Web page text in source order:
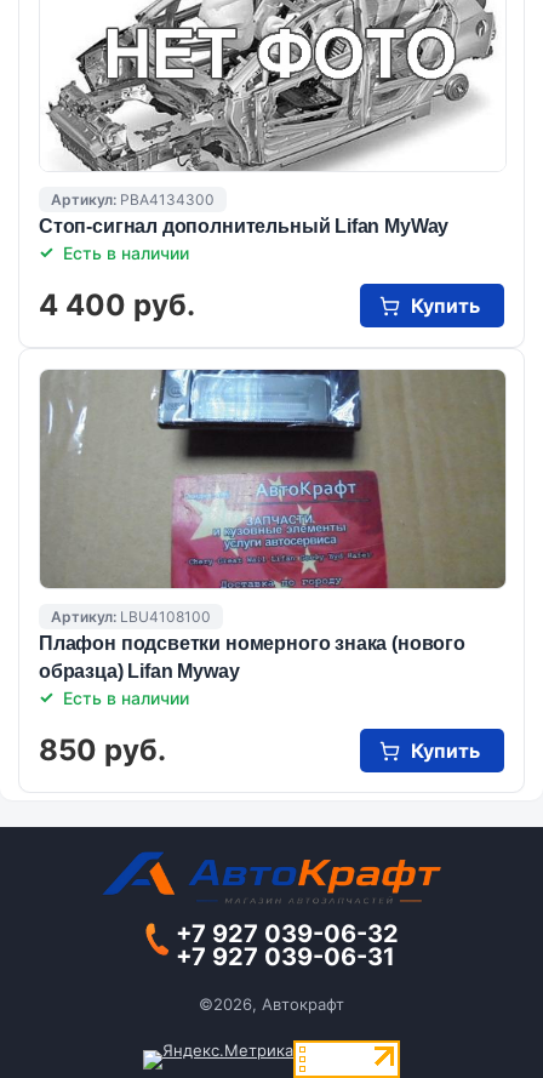
Артикул: PBA4134300
Стоп-сигнал дополнительный Lifan MyWay
Есть в наличии
4 400 руб. Купить
Артикул: LBU4108100
Плафон подсветки номерного знака (нового
образца) Lifan Myway
Есть в наличии
850 руб. Купить
+7 927 039-06-32
+7 927 039-06-31
©2026, Автокрафт